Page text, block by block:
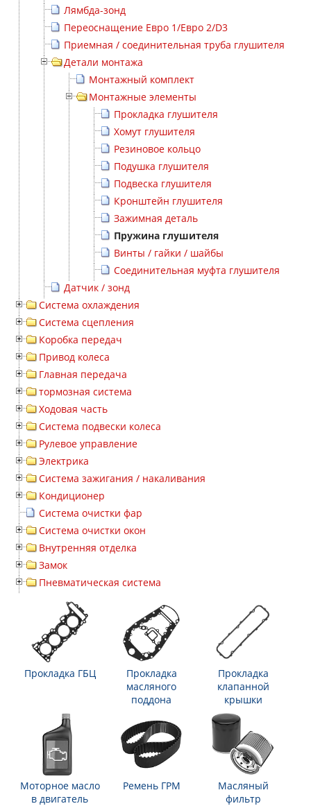
Лямбда-зонд
Переоснащение Евро 1/Евро 2/D3
Приемная / соединительная труба глушителя
Детали монтажа
Монтажный комплект
Монтажные элементы
Прокладка глушителя
Хомут глушителя
Резиновое кольцо
Подушка глушителя
Подвеска глушителя
Кронштейн глушителя
Зажимная деталь
Пружина глушителя
Винты / гайки / шайбы
Соединительная муфта глушителя
Датчик / зонд
Система охлаждения
Система сцепления
Коробка передач
Привод колеса
Главная передача
тормозная система
Ходовая часть
Система подвески колеса
Рулевое управление
Электрика
Система зажигания / накаливания
Кондиционер
Система очистки фар
Система очистки окон
Внутренняя отделка
Замок
Пневматическая система
Прокладка ГБЦ
Прокладка
масляного
поддона
Прокладка
клапанной
крышки
Моторное масло
в двигатель
Ремень ГРМ
Масляный
фильтр